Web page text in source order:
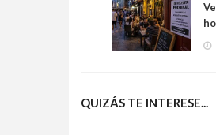
QUIZÁS TE INTERESE...